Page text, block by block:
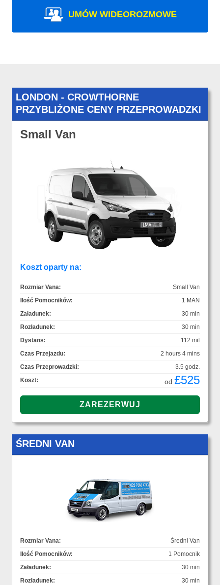
UMÓW WIDEOROZMOWE
LONDON - CROWTHORNE
PRZYBLIŻONE CENY PRZEPROWADZKI
Small Van
Koszt oparty na:
Rozmiar Vana:
Small Van
Ilość Pomocników:
1 MAN
Załadunek:
30 min
Rozładunek:
30 min
Dystans:
112 mil
Czas Przejazdu:
2 hours 4 mins
Czas Przeprowadzki:
3.5 godz.
Koszt:
od £525
ŚREDNI VAN
Rozmiar Vana:
Średni Van
Ilość Pomocników:
1 Pomocnik
Załadunek:
30 min
Rozładunek:
30 min